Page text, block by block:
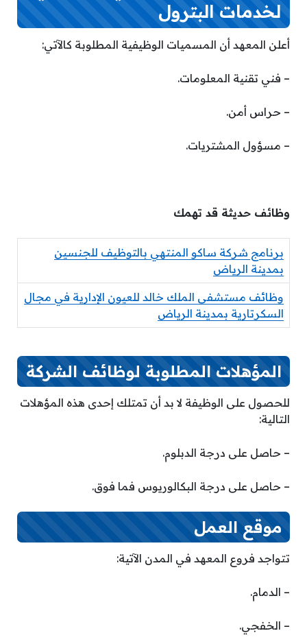
لخدمات البترول
أعلن المعهد أن المسميات الوظيفية المطلوبة كالآتي:
– فني تقنية المعلومات.
– حراس أمن.
– مسؤول المشتريات.
وظائف حديثة قد تهمك
برنامج شركة ساكو المنتهي بالتوظيف للجنسين
بمدينة الرياض
وظائف مستشفى الملك خالد للعيون الإدارية في مجال
السكرتارية بمدينة الرياض
المؤهلات المطلوبة لوظائف الشركة
للحصول على الوظيفة لا بد أن تمتلك إحدى هذه المؤهلات
التالية:
– حاصل على درجة الدبلوم.
– حاصل على درجة البكالوريوس فما فوق.
موقع العمل
تتواجد فروع المعهد في المدن الآتية:
– الدمام.
– الخفجي.